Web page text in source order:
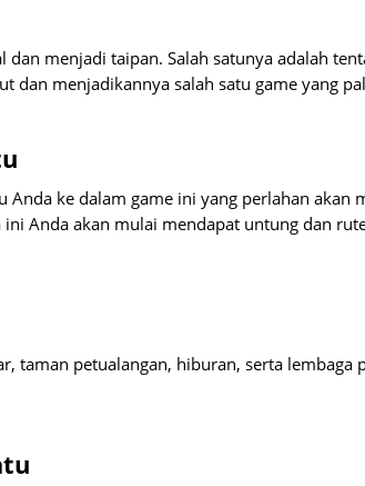
menjadi taipan. Salah satunya adalah
dan menjadikannya salah satu game yang
ke dalam game ini yang perlahan akan
Anda akan mulai mendapat untung dan
taman petualangan, hiburan, serta lembaga